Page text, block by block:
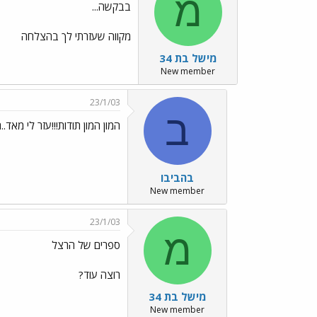
מ
מישל בת 34
New member
בבקשה...
מקווה שעזרתי לך בהצלחה
ב
בהביבו
New member
23/1/03
המון המון תודות!!!עזר לי
מ
מישל בת 34
New member
23/1/03
ספרים של הרצל
רוצה עוד?